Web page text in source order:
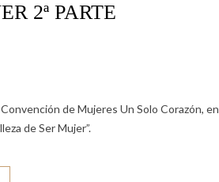
2ª PARTE
de Mujeres Un Solo Corazón, en
de Ser Mujer”.